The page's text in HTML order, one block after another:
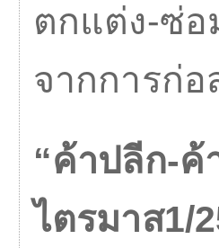
ตกแต่ง-ซ่อ
จากการก่อ
“ค้าปลีก-ค้
ไตรมาส1/